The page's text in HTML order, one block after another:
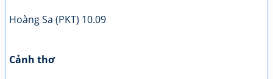
Hoàng Sa (PKT) 10.09
Cảnh thơ